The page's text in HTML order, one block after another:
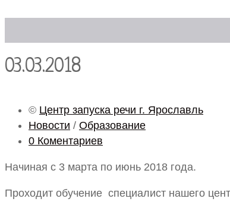
03.03.2018
© Центр запуска речи г. Ярославль
Новости / Образование
0 Коментариев
Начиная с 3 марта по июнь 2018 года.
Проходит обучение специалист нашего